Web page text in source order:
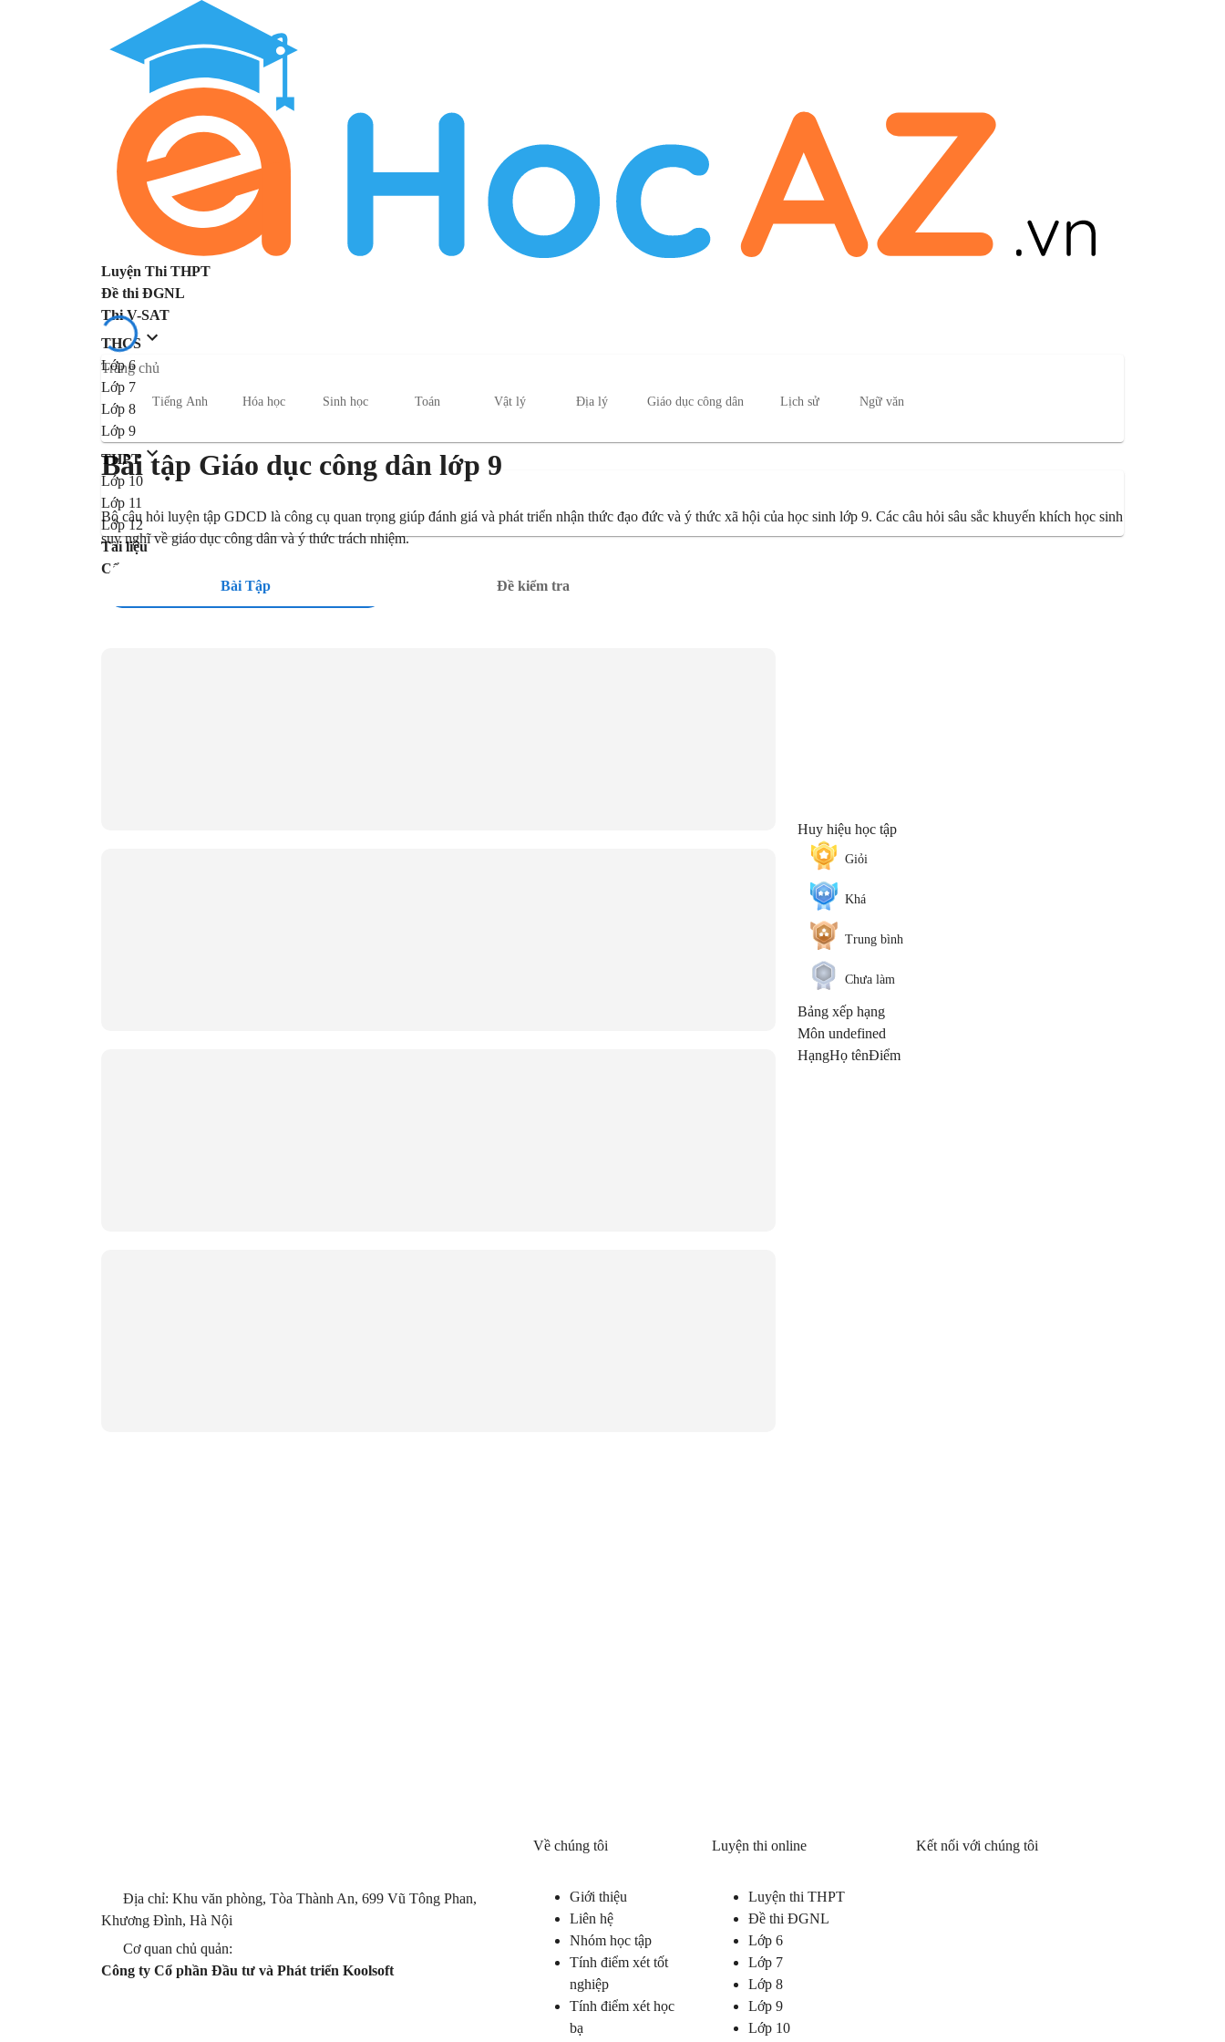
Luyện Thi THPT
Đề thi ĐGNL
Thi V-SAT
THCS
Lớp 6
Lớp 7
Lớp 8
Lớp 9
THPT
Lớp 10
Lớp 11
Lớp 12
Tài liệu
Cẩm nang
Trang chủ
Tiếng Anh Hóa học Sinh học Toán Vật lý Địa lý Giáo dục công dân Lịch sử Ngữ văn
Bài tập Giáo dục công dân lớp 9
Bộ câu hỏi luyện tập GDCD là công cụ quan trọng giúp đánh giá và phát triển nhận thức đạo đức và ý thức xã hội của học sinh lớp 9. Các câu hỏi sâu sắc khuyến khích học sinh
suy nghĩ về giáo dục công dân và ý thức trách nhiệm.
Bài Tập Đề kiểm tra
Huy hiệu học tập
Giỏi
Khá
Trung bình
Chưa làm
Bảng xếp hạng
Môn undefined
HạngHọ tênĐiểm
Địa chỉ: Khu văn phòng, Tòa Thành An, 699 Vũ Tông Phan,
Khương Đình, Hà Nội
Cơ quan chủ quản:
Công ty Cổ phần Đầu tư và Phát triển Koolsoft
Về chúng tôi
Giới thiệu
Liên hệ
Nhóm học tập
Tính điểm xét tốt
nghiệp
Tính điểm xét học
bạ
Luyện thi online
Luyện thi THPT
Đề thi ĐGNL
Lớp 6
Lớp 7
Lớp 8
Lớp 9
Lớp 10
Kết nối với chúng tôi